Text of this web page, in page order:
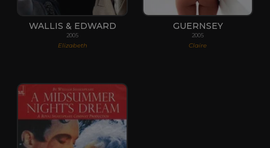
WALLIS & EDWARD
2005
Elizabeth
GUERNSEY
2005
Claire